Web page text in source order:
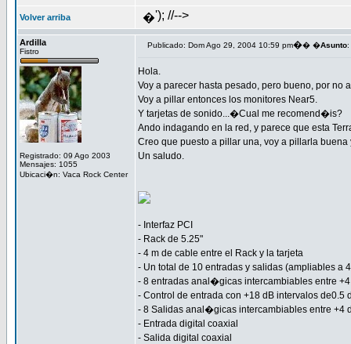
Volver arriba �'); //-->
Ardilla
Fistro
Registrado: 09 Ago 2003
Mensajes: 1055
Ubicaci�n: Vaca Rock Center
Publicado: Dom Ago 29, 2004 10:59 pm�� �Asunto:
Hola.
Voy a parecer hasta pesado, pero bueno, por no
Voy a pillar entonces los monitores Near5.
Y tarjetas de sonido...�Cual me recomend�is?
Ando indagando en la red, y parece que esta
Creo que puesto a pillar una, voy a pillarla
Un saludo.
- Interfaz PCI
- Rack de 5.25"
- 4 m de cable entre el Rack y la tarjeta
- Un total de 10 entradas y salidas (ampliables a
- 8 entradas anal�gicas intercambiables entre
- Control de entrada con +18 dB intervalos de0.5
- 8 Salidas anal�gicas intercambiables entre +4
- Entrada digital coaxial
- Salida digital coaxial